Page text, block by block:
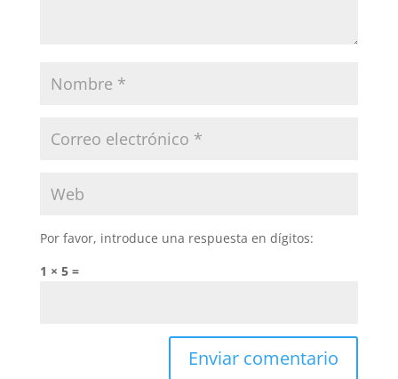
Por favor, introduce una respuesta en dígitos:
1 × 5 =